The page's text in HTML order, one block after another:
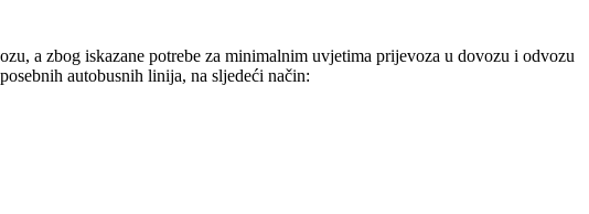
a zbog iskazane potrebe za minimalnim uvjetima prijevoza u dovozu i odvozu
autobusnih linija, na sljedeći način: